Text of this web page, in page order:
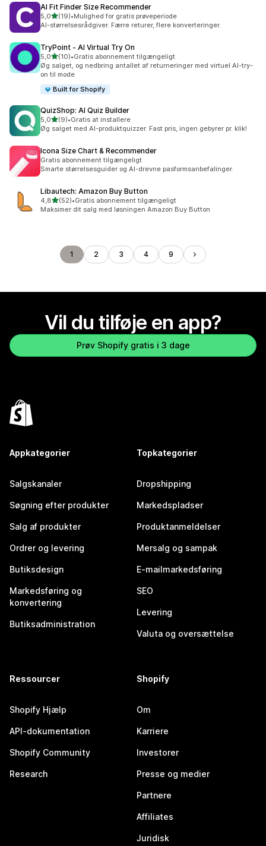
AI Fit Finder Size Recommender
5,0ud af 5 stjerner
(19)
19 anmeldelser i alt
•Mulighed for gratis prøveperiode
AI-størrelsesrådgiver. Færre returer, flere konverteringer.
TryPoint ‑ AI Virtual Try On
5,0ud af 5 stjerner
(10)
10 anmeldelser i alt
•Gratis abonnement tilgængeligt
Øg salget, og nedbring antallet af returneringer med virtuel AI-try-
on til mode
Built for Shopify
QuizShop: AI Quiz Builder
5,0ud af 5 stjerner
(9)
9 anmeldelser i alt
•Gratis at installere
Øg salget med AI-produktquizzer. Fast pris, ingen gebyrer pr. klik!
Icona Size Chart & Recommender
Gratis abonnement tilgængeligt
Smarte størrelsesguider og AI-drevne pasformsanbefalinger.
Libautech: Amazon Buy Button
4,8ud af 5 stjerner
(52)
52 anmeldelser i alt
•Gratis abonnement tilgængeligt
Maksimer dit salg med løsningen Amazon Buy Button
1 2 3 4 9
Vil du tilføje en app?
Prøv Shopify gratis i 3 dage
Appkategorier
Salgskanaler
Søgning efter produkter
Salg af produkter
Ordrer og levering
Butiksdesign
Markedsføring og
konvertering
Butiksadministration
Topkategorier
Dropshipping
Markedspladser
Produktanmeldelser
Mersalg og sampak
E-mailmarkedsføring
SEO
Levering
Valuta og oversættelse
Ressourcer
Shopify Hjælp
API-dokumentation
Shopify Community
Research
Shopify
Om
Karriere
Investorer
Presse og medier
Partnere
Affiliates
Juridisk